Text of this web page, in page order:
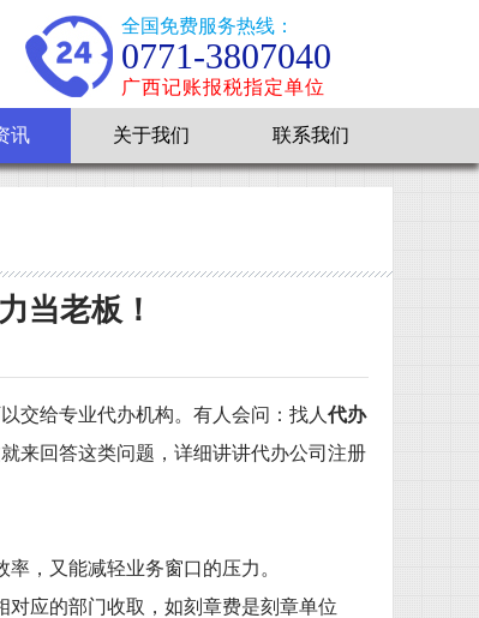
全国免费服务热线：
0771-3807040
广西记账报税指定单位
讯 关于我们 联系我们
当老板！
交给专业代办机构。有人会问：找人 代办
来回答这类问题，详细讲讲代办公司注册
，又能减轻业务窗口的压力。
应的部门收取，如刻章费是刻章单位